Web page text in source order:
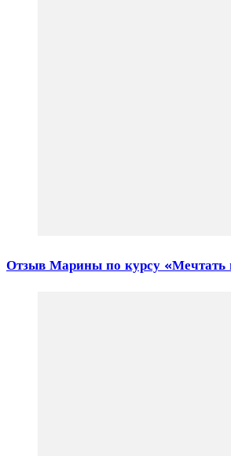
Отзыв Марины по курсу «Мечтать